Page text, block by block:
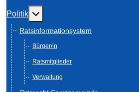
Politik Weitere Informationen: Politik
Ratsinformationsystem
Bürger/in
Ratsmitglieder
Verwaltung